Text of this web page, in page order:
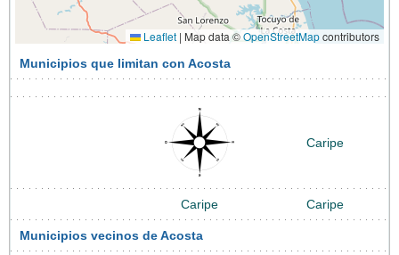
Leaflet | Map data ©OpenStreetMapcontributors
Municipios que limitan con Acosta
Caripe
Caripe Caripe
Municipios vecinos de Acosta